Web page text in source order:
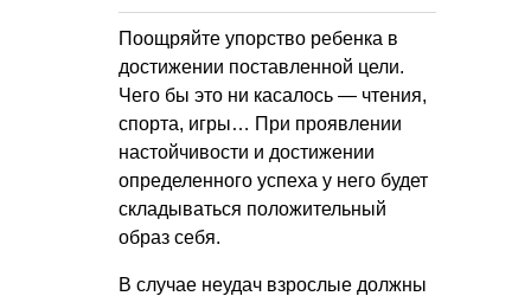
Поощряйте упорство ребенка в
достижении поставленной цели.
Чего бы это ни касалось — чтения,
спорта, игры… При проявлении
настойчивости и достижении
определенного успеха у него будет
складываться положительный
образ себя.
В случае неудач взрослые должны